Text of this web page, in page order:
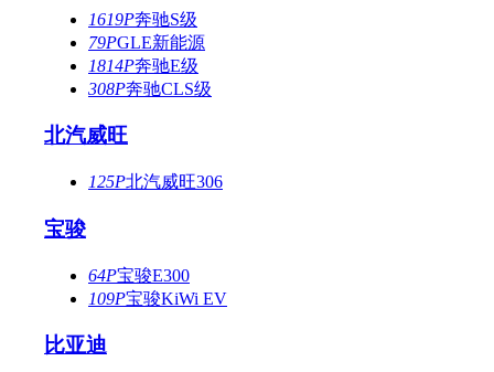
1619P奔驰S级
79PGLE新能源
1814P奔驰E级
308P奔驰CLS级
北汽威旺
125P北汽威旺306
宝骏
64P宝骏E300
109P宝骏KiWi EV
比亚迪